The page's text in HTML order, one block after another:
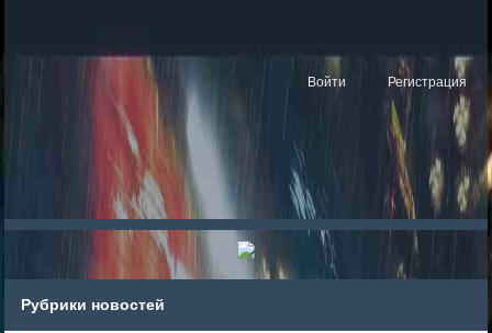
Войти Регистрация
Рубрики новостей